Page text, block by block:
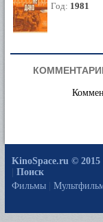
Год: 1981
KinoSpace.ru © 2015
Поиск
Фильмы